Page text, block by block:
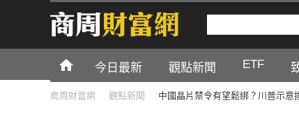
今日最新 觀點新聞 ETF
商周財富網 觀點新聞 中國晶片禁令有望鬆綁？川普示意